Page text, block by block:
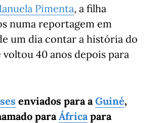
Pimenta, a filha
numa reportagem em
um dia contar a história do
voltou 40 anos depois para
enviados para aGuiné,
paraÁfricapara